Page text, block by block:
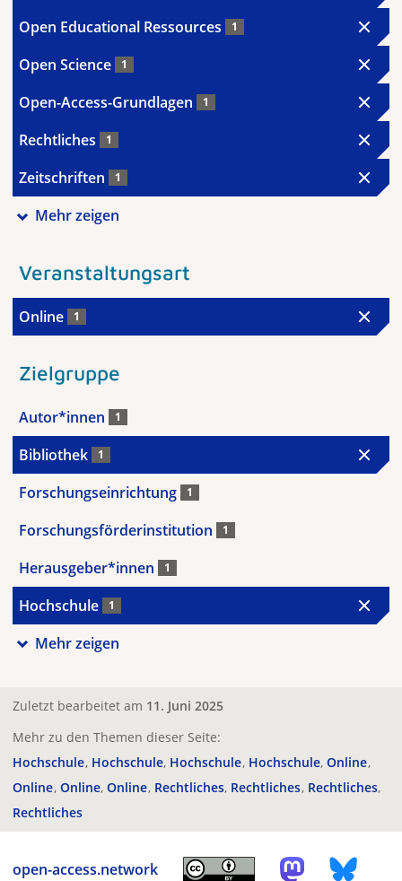
Open Educational Ressources 1
Open Science 1
Open-Access-Grundlagen 1
Rechtliches 1
Zeitschriften 1
Mehr zeigen
Veranstaltungsart
Online 1
Zielgruppe
Autor*innen 1
Bibliothek 1
Forschungseinrichtung 1
Forschungsförderinstitution 1
Herausgeber*innen 1
Hochschule 1
Mehr zeigen
Zuletzt bearbeitet am 11. Juni 2025
Mehr zu den Themen dieser Seite:
Hochschule Hochschule Hochschule Hochschule Online
Online Online Online Rechtliches Rechtliches Rechtliches
Rechtliches
open-access.network